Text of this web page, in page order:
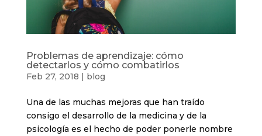
Problemas de aprendizaje: cómo
detectarlos y cómo combatirlos
Feb 27, 2018 | blog
Una de las muchas mejoras que han traído
consigo el desarrollo de la medicina y de la
psicología es el hecho de poder ponerle nombre